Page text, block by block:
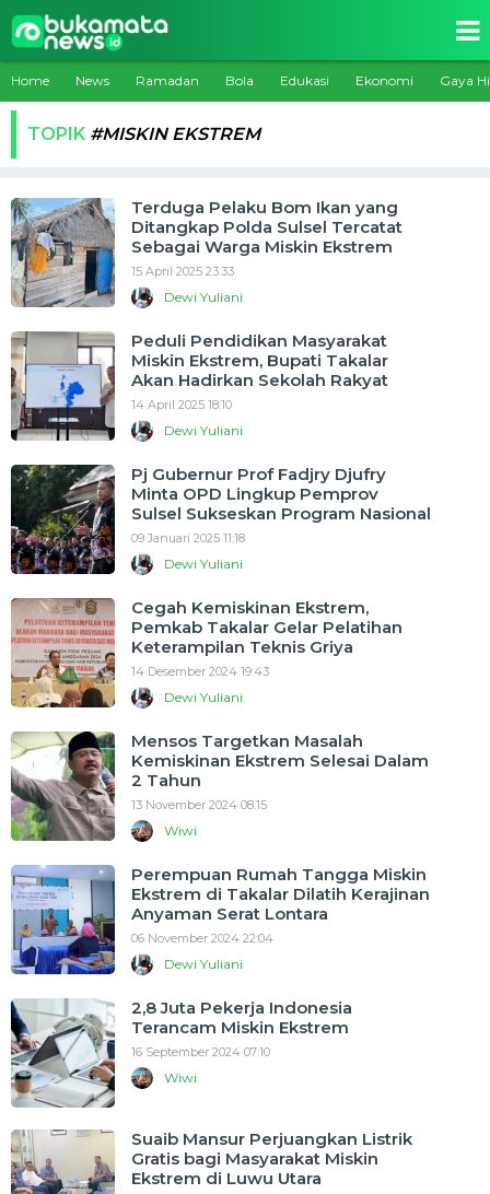
Home News Ramadan Bola Edukasi Ekonomi Gaya
TOPIK #MISKIN EKSTREM
Terduga Pelaku Bom Ikan yang
Ditangkap Polda Sulsel Tercatat
Sebagai Warga Miskin Ekstrem
15 April 2025 23:33
Dewi Yuliani
Peduli Pendidikan Masyarakat
Miskin Ekstrem, Bupati Takalar
Akan Hadirkan Sekolah Rakyat
14 April 2025 18:10
Dewi Yuliani
Pj Gubernur Prof Fadjry Djufry
Minta OPD Lingkup Pemprov
Sulsel Sukseskan Program Nasional
09 Januari 2025 11:18
Dewi Yuliani
Cegah Kemiskinan Ekstrem,
Pemkab Takalar Gelar Pelatihan
Keterampilan Teknis Griya
14 Desember 2024 19:43
Dewi Yuliani
Mensos Targetkan Masalah
Kemiskinan Ekstrem Selesai Dalam
2 Tahun
13 November 2024 08:15
Wiwi
Perempuan Rumah Tangga Miskin
Ekstrem di Takalar Dilatih Kerajinan
Anyaman Serat Lontara
06 November 2024 22:04
Dewi Yuliani
2,8 Juta Pekerja Indonesia
Terancam Miskin Ekstrem
16 September 2024 07:10
Wiwi
Suaib Mansur Perjuangkan Listrik
Gratis bagi Masyarakat Miskin
Ekstrem di Luwu Utara